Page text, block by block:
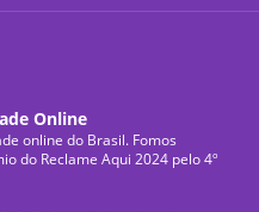
Online
online do Brasil. Fomos
do Reclame Aqui 2024 pelo 4º